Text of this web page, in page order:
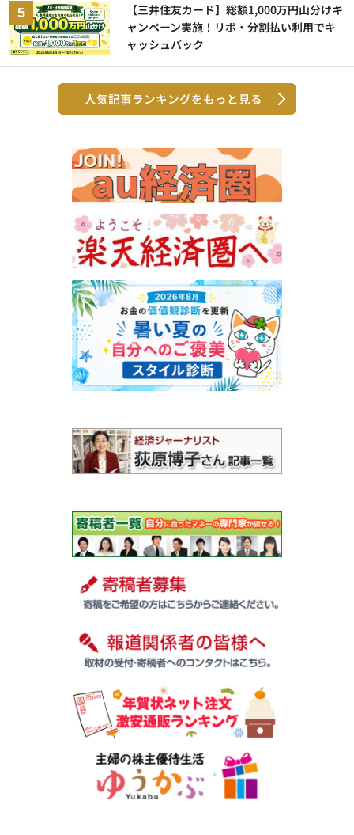
【三井住友カード】総額1,000万円山分けキ
ャンペーン実施！リボ・分割払い利用でキ
ャッシュバック
人気記事ランキングをもっと見る